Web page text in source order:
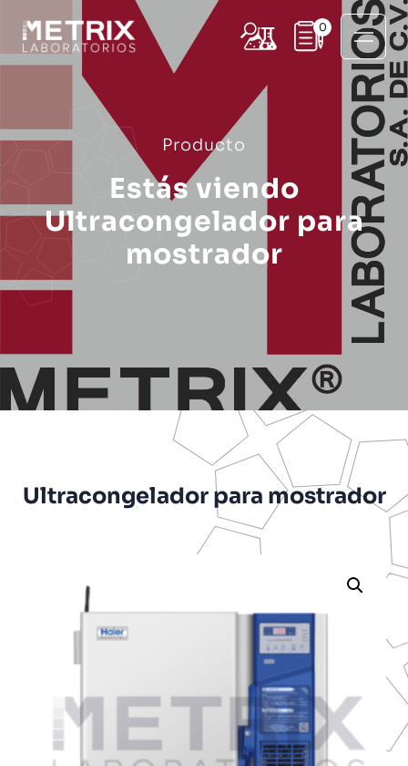
0
Producto
Estás viendo
Ultracongelador para
mostrador
Ultracongelador para mostrador